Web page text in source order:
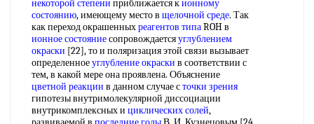
некоторой степени приближается кионному
состоянию, имеющему место в щелочной среде. Так
как переход окрашенныхреагентов типаROH в
ионное состояниесопровождаетсяуглублением
окраски [22], то и поляризация этой связи вызывает
определенноеуглубление окраски в соответствии с
тем, в какой мере она проявлена. Объяснение
цветной реакции в данном случае сточки зрения
гипотезы внутримолекулярной диссоциации
внутрикомплексных и циклических солей,